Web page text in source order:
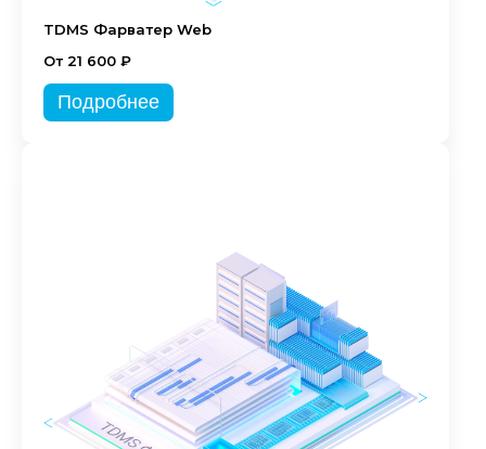
TDMS Фарватер Web
От 21 600 ₽
Подробнее